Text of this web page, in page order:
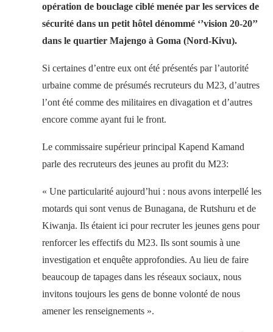
opération de bouclage ciblé menée par les services de
sécurité dans un petit hôtel dénommé ‘’vision 20-20’’
dans le quartier Majengo à Goma (Nord-Kivu).
Si certaines d’entre eux ont été présentés par l’autorité
urbaine comme de présumés recruteurs du M23, d’autres
l’ont été comme des militaires en divagation et d’autres
encore comme ayant fui le front.
Le commissaire supérieur principal Kapend Kamand
parle des recruteurs des jeunes au profit du M23:
« Une particularité aujourd’hui : nous avons interpellé les
motards qui sont venus de Bunagana, de Rutshuru et de
Kiwanja. Ils étaient ici pour recruter les jeunes gens pour
renforcer les effectifs du M23. Ils sont soumis à une
investigation et enquête approfondies. Au lieu de faire
beaucoup de tapages dans les réseaux sociaux, nous
invitons toujours les gens de bonne volonté de nous
amener les renseignements ».